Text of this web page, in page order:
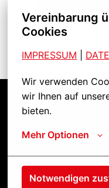
Vereinbarung
Cookies
IMPRESSUM
Wir verwenden
wir Ihnen auf
bieten.
Mehr Optionen
Notwendigen